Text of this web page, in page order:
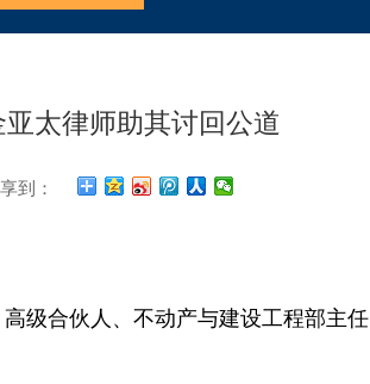
太律师助其讨回公道
到：
级合伙人、不动产与建设工程部主任